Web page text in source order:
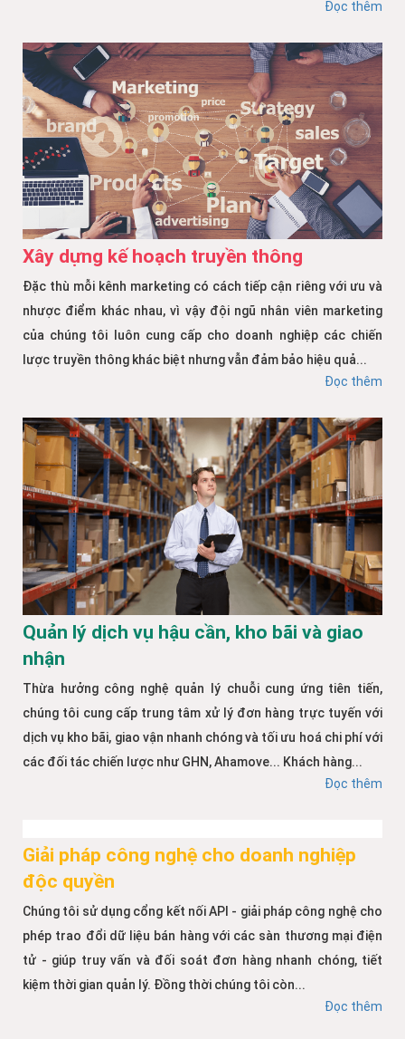
Đọc thêm
Xây dựng kế hoạch truyền thông
Đặc thù mỗi kênh marketing có cách tiếp cận riêng với ưu và
nhược điểm khác nhau, vì vậy đội ngũ nhân viên marketing
của chúng tôi luôn cung cấp cho doanh nghiệp các chiến
lược truyền thông khác biệt nhưng vẫn đảm bảo hiệu quả...
Đọc thêm
Quản lý dịch vụ hậu cần, kho bãi và giao
nhận
Thừa hưởng công nghệ quản lý chuỗi cung ứng tiên tiến,
chúng tôi cung cấp trung tâm xử lý đơn hàng trực tuyến với
dịch vụ kho bãi, giao vận nhanh chóng và tối ưu hoá chi phí với
các đối tác chiến lược như GHN, Ahamove... Khách hàng...
Đọc thêm
Giải pháp công nghệ cho doanh nghiệp
độc quyền
Chúng tôi sử dụng cổng kết nối API - giải pháp công nghệ cho
phép trao đổi dữ liệu bán hàng với các sàn thương mại điện
tử - giúp truy vấn và đối soát đơn hàng nhanh chóng, tiết
kiệm thời gian quản lý. Đồng thời chúng tôi còn...
Đọc thêm